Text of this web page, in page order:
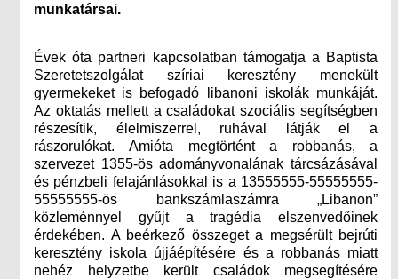
munkatársai.
Évek óta partneri kapcsolatban támogatja a Baptista
Szeretetszolgálat szíriai keresztény menekült
gyermekeket is befogadó libanoni iskolák munkáját.
Az oktatás mellett a családokat szociális segítségben
részesítik, élelmiszerrel, ruhával látják el a
rászorulókat. Amióta megtörtént a robbanás, a
szervezet 1355-ös adományvonalának tárcsázásával
és pénzbeli felajánlásokkal is a 13555555-55555555-
55555555-ös bankszámlaszámra „Libanon”
közleménnyel
gyűjt a tragédia elszenvedőinek
érdekében. A beérkező összeget a megsérült bejrúti
keresztény iskola újjáépítésére és a robbanás miatt
nehéz helyzetbe került családok megsegítésére